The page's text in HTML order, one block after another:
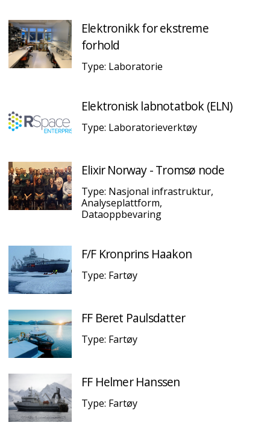
Elektronikk for ekstreme
forhold
Type: Laboratorie
Elektronisk labnotatbok (ELN)
Type: Laboratorieverktøy
Elixir Norway - Tromsø node
Type: Nasjonal infrastruktur,
Analyseplattform,
Dataoppbevaring
F/F Kronprins Haakon
Type: Fartøy
FF Beret Paulsdatter
Type: Fartøy
FF Helmer Hanssen
Type: Fartøy